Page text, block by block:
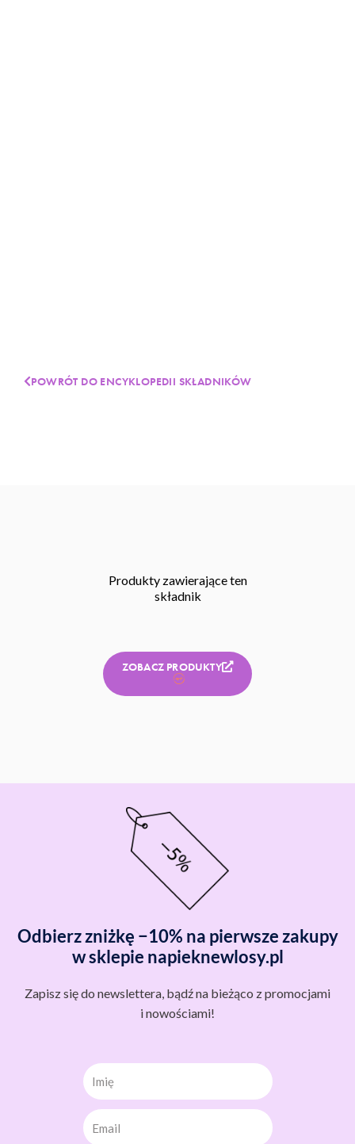
POWRÓT DO ENCYKLOPEDII SKŁADNIKÓW
Produkty zawierające ten
składnik
ZOBACZ PRODUKTY
Odbierz zniżkę −10% na pierwsze zakupy
w sklepie napieknewlosy.pl
Zapisz się do newslettera, bądź na bieżąco z promocjami
i nowościami!
Imię